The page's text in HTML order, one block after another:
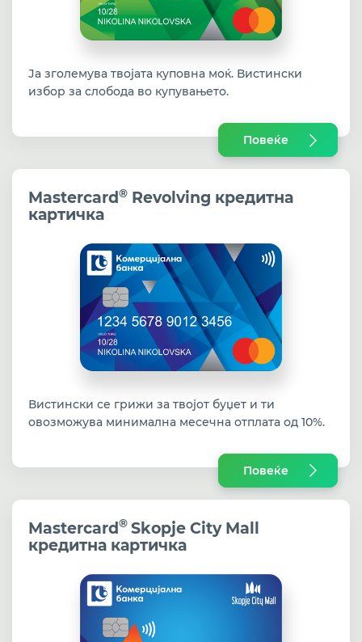
Ја зголемува твојата куповна моќ. Вистински
избор за слобода во купувањето.
Повеќе
Mastercard ® Revolving кредитна
картичка
Вистински се грижи за твојот буџет и ти
овозможува минимална месечна отплата од 10%.
Повеќе
Mastercard® Skopje City Mall
кредитна картичка